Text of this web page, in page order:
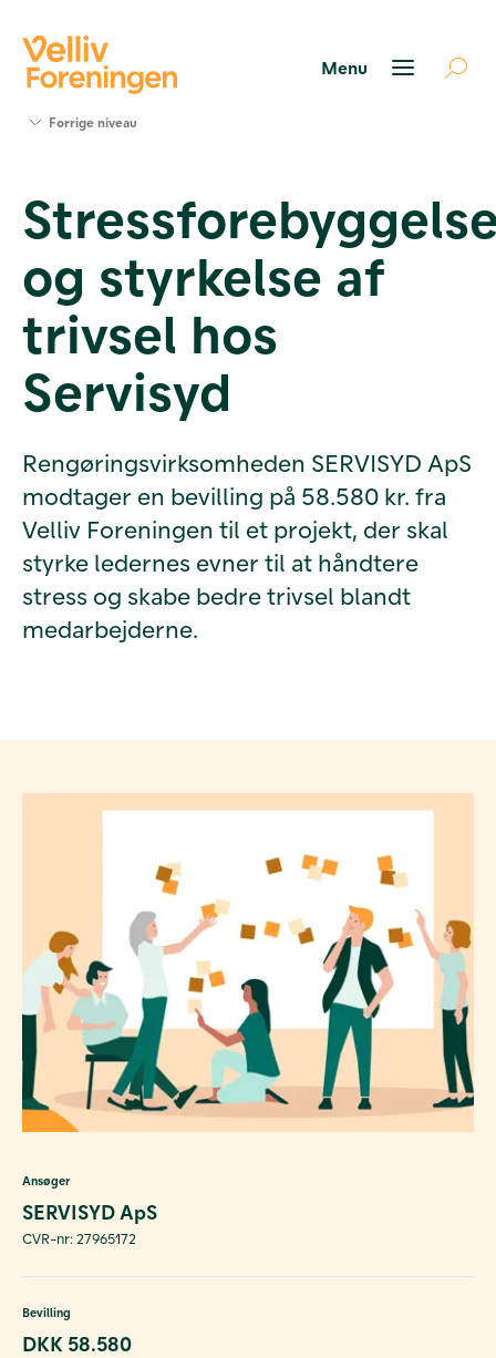
Værktøjer
og viden
Foreningen
Kontakt
os
Forrige niveau
og styrkelse af
trivsel hos
Servisyd
Rengøringsvirksomheden SERVISYD ApS
modtager en bevilling på 58.580 kr. fra
Velliv Foreningen til et projekt, der skal
styrke ledernes evner til at håndtere
stress og skabe bedre trivsel blandt
medarbejderne.
Ansøger
SERVISYD ApS
CVR-nr: 27965172
Bevilling
DKK 58.580